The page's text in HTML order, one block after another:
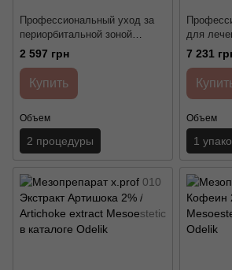
Профессиональный уход за
периорбитальной зоной
"Глобал Айкон" на 2
процедуры (пилинг 4 мл,
мезококтейль 5 мл, маска
восстанавливающая пост-
Eyecon Mesoestetic
2 597 грн
Купить
Объем
2 процедуры
для
Аcneone
7 231
Объем
1